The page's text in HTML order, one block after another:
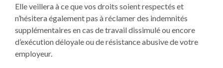
Elle veillera à ce que vos droits soient respectés et
n’hésitera également pas à réclamer des indemnités
supplémentaires en cas de travail dissimulé ou encore
d’exécution déloyale ou de résistance abusive de votre
employeur.